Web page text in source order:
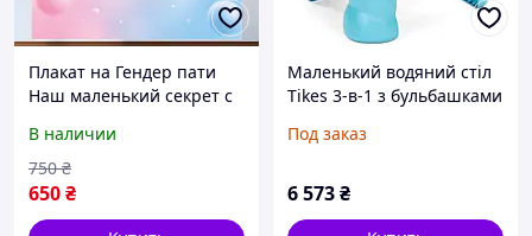
Плакат на Гендер пати
Наш маленький секрет с
120x120см, №48533
В наличии
650₴
750 ₴
Маленький водяний стіл
Tikes 3-в-1 з бульбашками
гра на відкритому повітрі
мильну
Под заказ
6 573₴